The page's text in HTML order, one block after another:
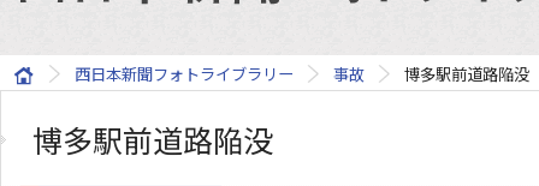
西日本新聞フォトライブラリー 事故 博多駅前道路陥没
博多駅前道路陥没